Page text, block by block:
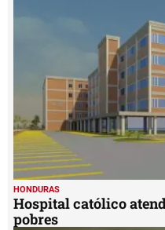
minutes,
HONDURAS
Hospital católico
pobres